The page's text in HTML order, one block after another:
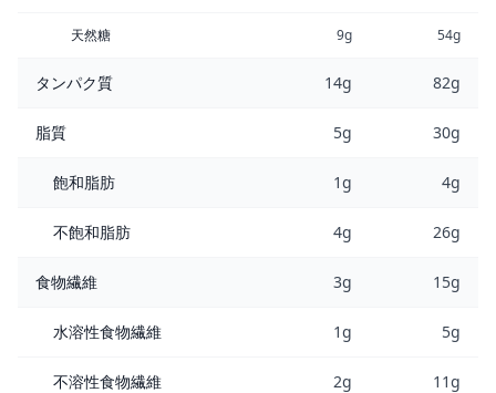
天然糖 9g 54g
タンパク質 14g 82g
脂質 5g 30g
飽和脂肪 1g 4g
不飽和脂肪 4g 26g
食物繊維 3g 15g
水溶性食物繊維 1g 5g
不溶性食物繊維 2g 11g